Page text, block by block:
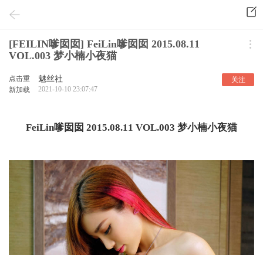
[FEILIN嗲囡囡] FeiLin嗲囡囡 2015.08.11
VOL.003 梦小楠小夜猫
点击重
新加载
魅丝社
2021-10-10 23:07:47
关注
FeiLin嗲囡囡 2015.08.11 VOL.003 梦小楠小夜猫